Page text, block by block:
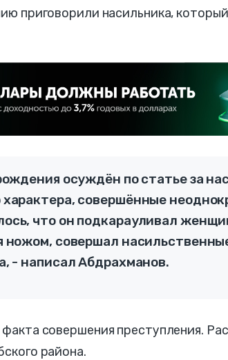
приговорили насильника,
осуждён по статье за
совершённые
что он подкарауливал
ножом, совершал
- написал Абдрахманов.
совершения преступления.
района.